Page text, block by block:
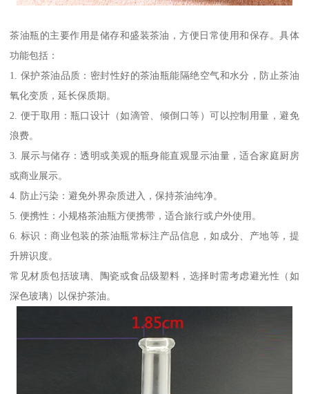
茶油瓶的主要作用是储存和盛装茶油，方便日常使用和保存。具体
功能包括：
1. 保护茶油品质：密封性好的茶油瓶能隔绝空气和水分，防止茶油
氧化变质，延长保质期。
2. 便于取用：瓶口设计（如滴管、倾倒口等）可以控制用量，避免
浪费。
3. 展示与储存：透明或美观的瓶身能直观显示油量，适合家庭厨房
或商业展示。
4. 防止污染：避免外界杂质进入，保持茶油纯净。
5. 便携性：小规格茶油瓶方便携带，适合旅行或户外使用。
6. 标识：商业包装的茶油瓶常标注产品信息，如成分、产地等，提
升辨识度。
常见材质包括玻璃、陶瓷或食品级塑料，选择时需考虑避光性（如
深色玻璃）以保护茶油。